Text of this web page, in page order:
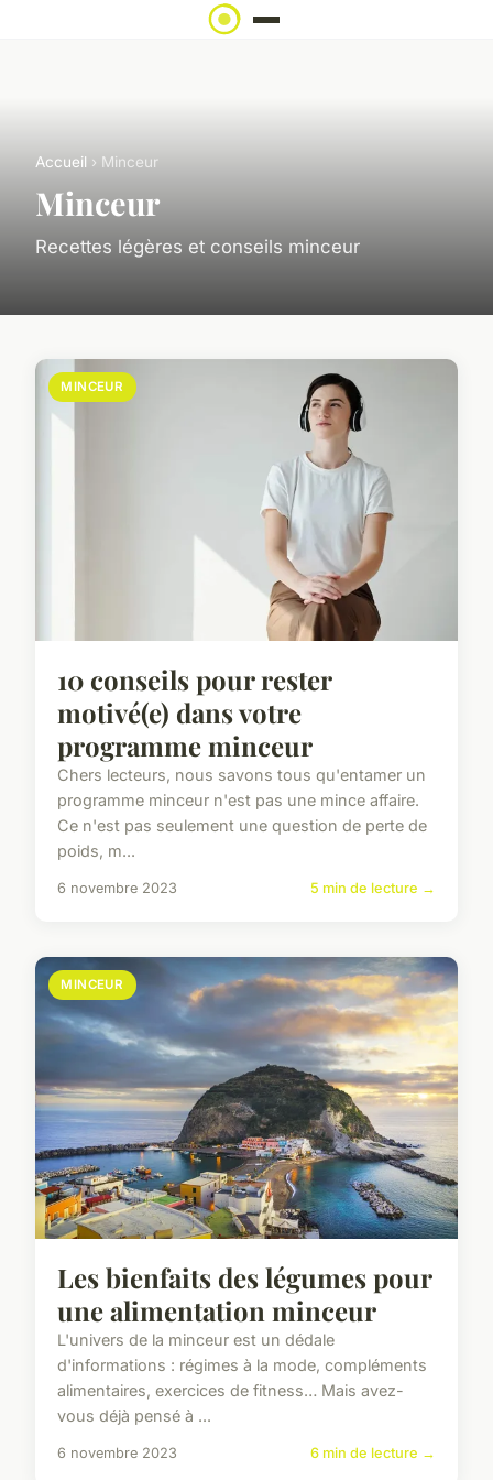
Accueil › Minceur
Minceur
Recettes légères et conseils minceur
MINCEUR
10 conseils pour rester
motivé(e) dans votre
programme minceur
Chers lecteurs, nous savons tous qu'entamer un
programme minceur n'est pas une mince affaire.
Ce n'est pas seulement une question de perte de
poids, m...
6 novembre 2023 5 min de lecture →
MINCEUR
Les bienfaits des légumes pour
une alimentation minceur
L'univers de la minceur est un dédale
d'informations : régimes à la mode, compléments
alimentaires, exercices de fitness… Mais avez-
vous déjà pensé à ...
6 novembre 2023 6 min de lecture →